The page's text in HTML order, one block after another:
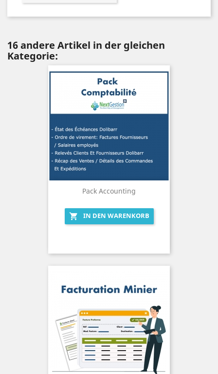
16 andere Artikel in der gleichen
Kategorie:
Pack Accounting
 IN DEN WARENKORB